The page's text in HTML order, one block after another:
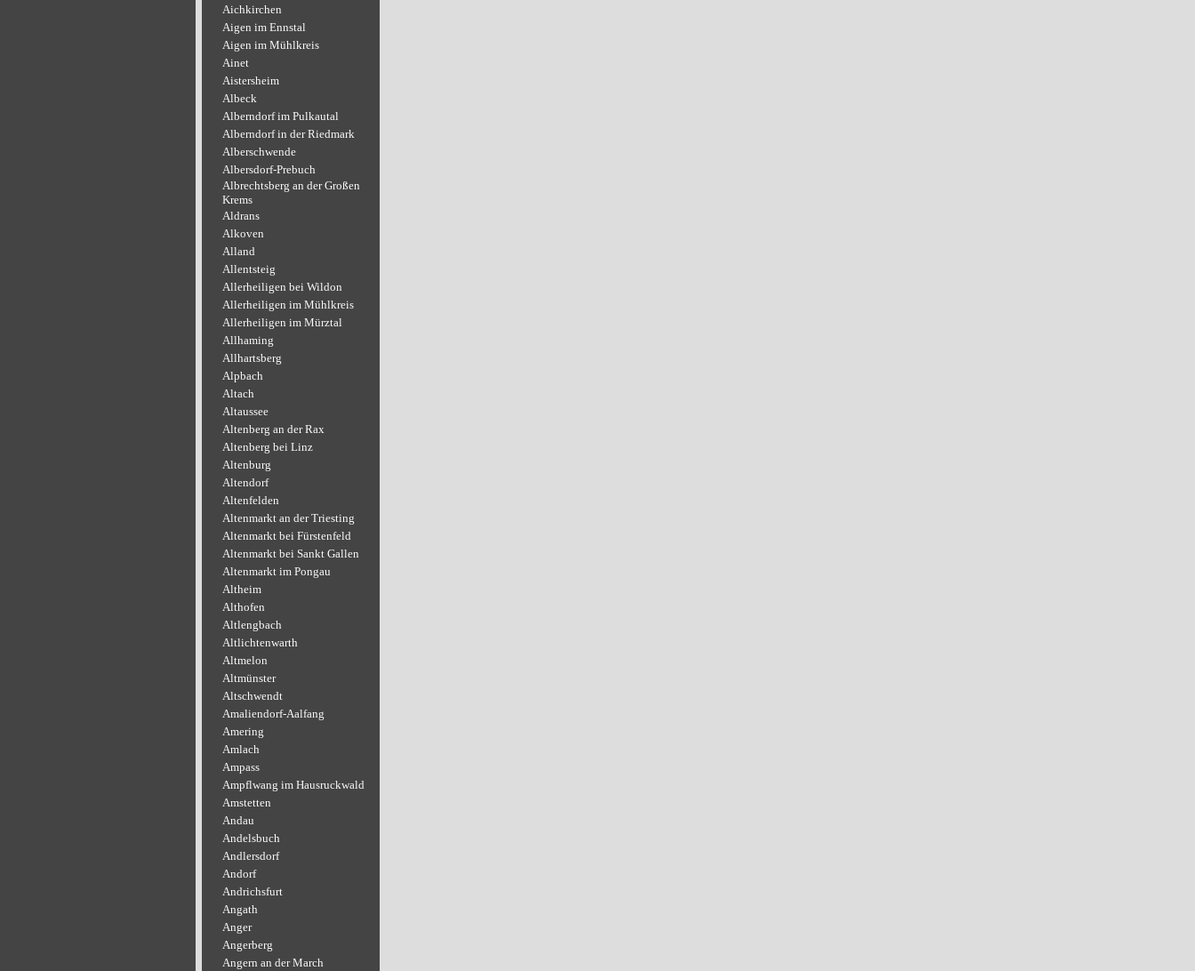
Aichkirchen
Aigen im Ennstal
Aigen im Mühlkreis
Ainet
Aistersheim
Albeck
Alberndorf im Pulkautal
Alberndorf in der Riedmark
Alberschwende
Albersdorf-Prebuch
Albrechtsberg an der Großen
Krems
Aldrans
Alkoven
Alland
Allentsteig
Allerheiligen bei Wildon
Allerheiligen im Mühlkreis
Allerheiligen im Mürztal
Allhaming
Allhartsberg
Alpbach
Altach
Altaussee
Altenberg an der Rax
Altenberg bei Linz
Altenburg
Altendorf
Altenfelden
Altenmarkt an der Triesting
Altenmarkt bei Fürstenfeld
Altenmarkt bei Sankt Gallen
Altenmarkt im Pongau
Altheim
Althofen
Altlengbach
Altlichtenwarth
Altmelon
Altmünster
Altschwendt
Amaliendorf-Aalfang
Amering
Amlach
Ampass
Ampflwang im Hausruckwald
Amstetten
Andau
Andelsbuch
Andlersdorf
Andorf
Andrichsfurt
Angath
Anger
Angerberg
Angern an der March